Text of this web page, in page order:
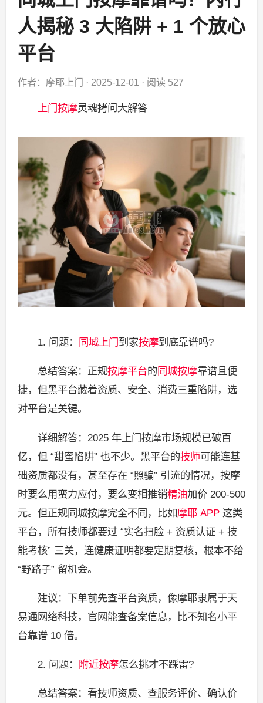
人揭秘 3 大陷阱 + 1 个放心
平台
作者：摩耶上门 · 2025-12-01 · 阅读 527
上门按摩灵魂拷问大解答
1. 问题： 同城上门到家按摩到底靠谱吗?
总结答案：正规按摩平台的 同城按摩靠谱且便
捷，但黑平台藏着资质、安全、消费三重陷阱，选
对平台是关键。
详细解答：2025 年上门按摩市场规模已破百
亿，但 “甜蜜陷阱” 也不少。黑平台的技师可能连基
础资质都没有，甚至存在 “照骗” 引流的情况，按摩
时要么用蛮力应付，要么变相推销精油加价 200-500
元。但正规同城按摩完全不同，比如摩耶 APP这类
平台，所有技师都要过 “实名扫脸 + 资质认证 + 技
能考核” 三关，连健康证明都要定期复核，根本不给
“野路子” 留机会。
建议：下单前先查平台资质，像摩耶隶属于天
易通网络科技，官网能查备案信息，比不知名小平
台靠谱 10 倍。
2. 问题： 附近按摩怎么挑才不踩雷?
总结答案：看技师资质、查服务评价、确认价